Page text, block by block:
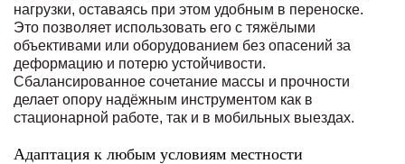
нагрузки, оставаясь при этом удобным в переноске.
Это позволяет использовать его с тяжёлыми
объективами или оборудованием без опасений за
деформацию и потерю устойчивости.
Сбалансированное сочетание массы и прочности
делает опору надёжным инструментом как в
стационарной работе, так и в мобильных выездах.
Адаптация к любым условиям местности